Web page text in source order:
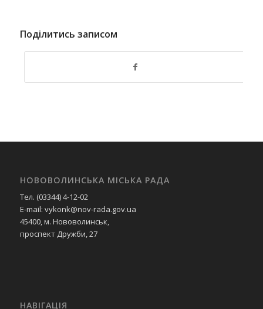
планування та забудови територій
(містобудівної документації)”
0217650 “Проведення експертної
грошової оцінки земельної ділянки
РОЗПОРЯДЖЕННЯ МІСЬКОГО ГОЛОВИ
внесення змін до паспортів
бюджетних програм на 2025 рік
Поділитись записом
НОВОВОЛИНСЬКА МІСЬКА РАДА
Тел. (03344) 4-12-02
E-mail: vykonk@nov-rada.gov.ua
45400, м. Нововолинськ,
проспект Дружби, 27
НАВІГАЦІЯ